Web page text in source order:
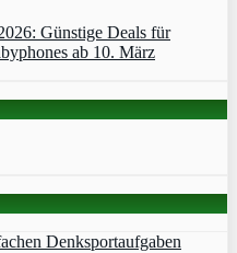
Günstige Deals für
ab 10. März
Denksportaufgaben